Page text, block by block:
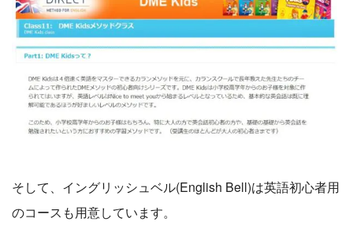
そして、イングリッシュベル(English Bell)は英語初心者用
のコースも用意しています。